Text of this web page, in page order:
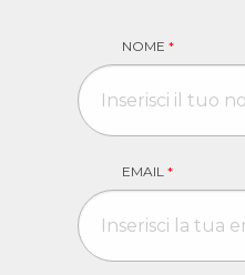
NOME *
EMAIL *